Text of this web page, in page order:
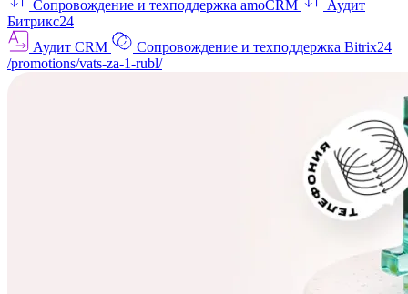
Сопровождение и техподдержка amoCRM
Аудит
Битрикс24
Аудит CRM
Сопровождение и техподдержка Bitrix24
/promotions/vats-za-1-rubl/